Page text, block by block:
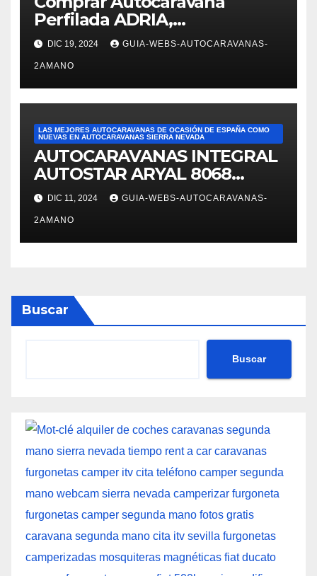
autocaravanas. Fue
superprofesional,
Perfilada ADRIA,
modelo Matrix M680SP en
Autocaravanas Sierra Nevada
DIC 19, 2024 GUIA-WEBS-AUTOCARAVANAS-
2AMANO
LAS MEJORES AUTOCARAVANAS DE OCASIÓN DE ESPAÑA COMO
NUEVAS EN AUTOCARAVANAS SIERRA NEVADA
AUTOCARAVANAS INTEGRAL
AUTOSTAR ARYAL 8068
autocaravanas Sierra Nevada
DIC 11, 2024 GUIA-WEBS-AUTOCARAVANAS-
2AMANO
Buscar
Buscar